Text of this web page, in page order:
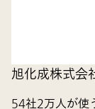
旭化成株式会
54社2万人が使